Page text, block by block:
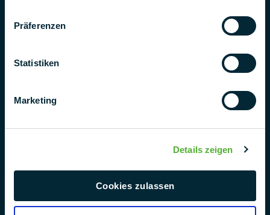
Präferenzen
Statistiken
Marketing
Details zeigen
Cookies zulassen
Volg ons